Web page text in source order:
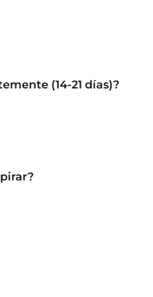
(14-21 días)?